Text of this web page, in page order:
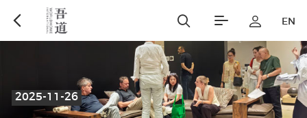
EN
2025-11-26